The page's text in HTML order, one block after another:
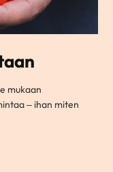
mukaan
– ihan miten